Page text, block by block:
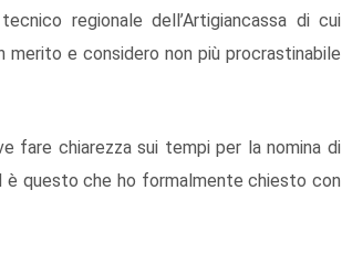
regionale dell’Artigiancassa di cui
e considero non più procrastinabile
fare chiarezza sui tempi per la nomina di
è questo che ho formalmente chiesto con